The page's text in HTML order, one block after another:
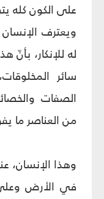
على الكون كله
ويعترف
له للإنكار، بأنّ
سائر
الصفات
من العناصر ما
وهذا الإنسان،
في الأرض وعلى